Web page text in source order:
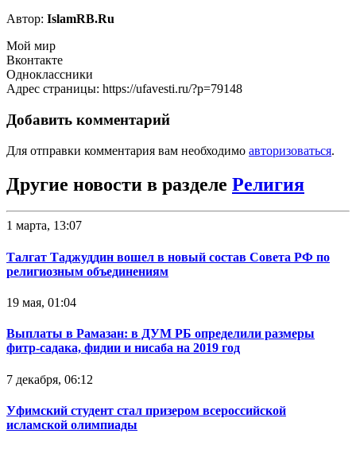
Автор: IslamRB.Ru
Мой мир
Вконтакте
Одноклассники
Адрес страницы: https://ufavesti.ru/?p=79148
Добавить комментарий
Для отправки комментария вам необходимо авторизоваться.
Другие новости в разделе Религия
1 марта, 13:07
Талгат Таджуддин вошел в новый состав Совета РФ по
религиозным объединениям
19 мая, 01:04
Выплаты в Рамазан: в ДУМ РБ определили размеры
фитр-садака, фидии и нисаба на 2019 год
7 декабря, 06:12
Уфимский студент стал призером всероссийской
исламской олимпиады